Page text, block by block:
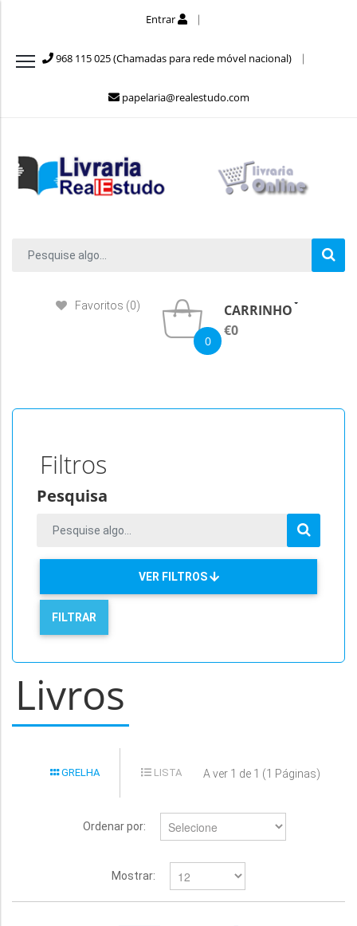
Entrar
968 115 025 (Chamadas para rede móvel nacional)
papelaria@realestudo.com
Favoritos (0)
0
CARRINHO
€0
Filtros
Pesquisa
VER FILTROS
Livros
GRELHA LISTA A ver 1 de 1 (1 Páginas)
Ordenar por:
Mostrar: